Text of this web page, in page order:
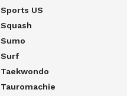
Sports US
Squash
Sumo
Surf
Taekwondo
Tauromachie